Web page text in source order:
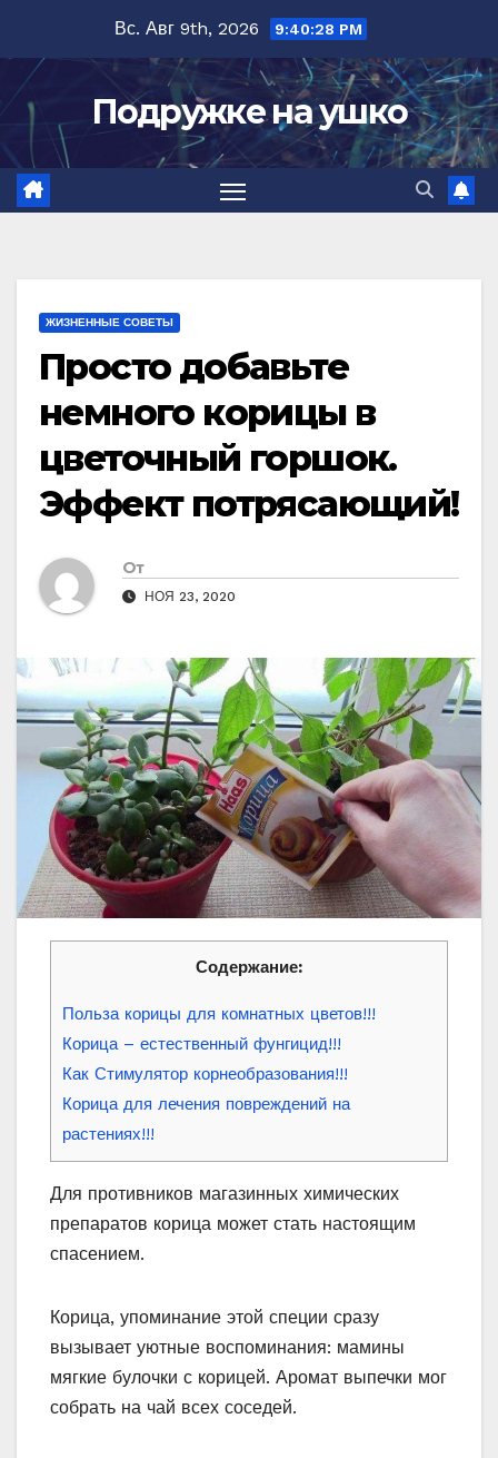
содержимому
Вс. Авг 9th, 2026 9:40:29 PM
Подружке на ушко
ЖИЗНЕННЫЕ СОВЕТЫ
Просто добавьте
немного корицы в
цветочный горшок.
Эффект потрясающий!
От
НОЯ 23, 2020
Содержание:
Польза корицы для комнатных цветов!!!
Корица – естественный фунгицид!!!
Как Стимулятор корнеобразования!!!
Корица для лечения повреждений на
растениях!!!
Для противников магазинных химических
препаратов корица может стать настоящим
спасением.
Корица, упоминание этой специи сразу
вызывает уютные воспоминания: мамины
мягкие булочки с корицей. Аромат выпечки мог
собрать на чай всех соседей.